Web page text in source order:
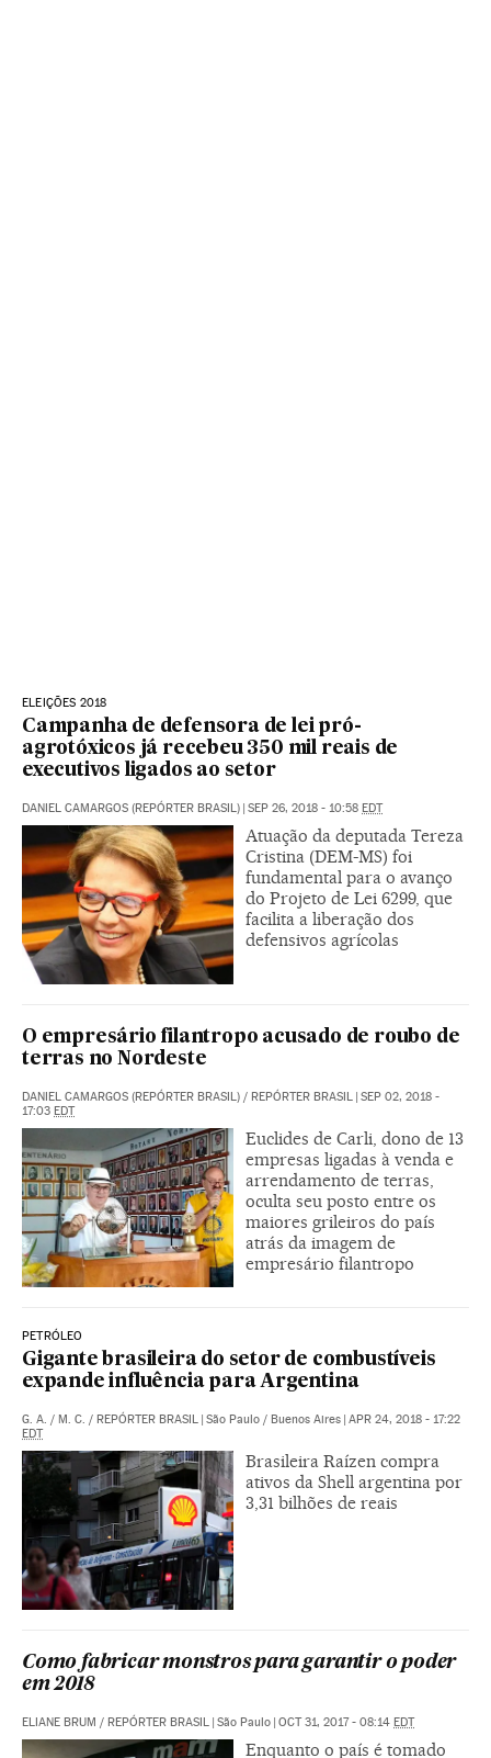
ELEIÇÕES 2018
Campanha de defensora de lei pró-
agrotóxicos já recebeu 350 mil reais de
executivos ligados ao setor
DANIEL CAMARGOS (REPÓRTER BRASIL) SEP 26, 2018 - 10:58 EDT
Atuação da deputada Tereza
Cristina (DEM-MS) foi
fundamental para o avanço
do Projeto de Lei 6299, que
facilita a liberação dos
defensivos agrícolas
O empresário filantropo acusado de roubo de
terras no Nordeste
DANIEL CAMARGOS (REPÓRTER BRASIL) / REPÓRTER BRASIL SEP 02, 2018 -
17:03 EDT
Euclides de Carli, dono de 13
empresas ligadas à venda e
arrendamento de terras,
oculta seu posto entre os
maiores grileiros do país
atrás da imagem de
empresário filantropo
PETRÓLEO
Gigante brasileira do setor de combustíveis
expande influência para Argentina
G. A. / M. C. / REPÓRTER BRASIL | São Paulo / Buenos Aires | APR 24, 2018 - 17:22
EDT
Brasileira Raízen compra
ativos da Shell argentina por
3,31 bilhões de reais
Como fabricar monstros para garantir o poder
em 2018
ELIANE BRUM / REPÓRTER BRASIL | São Paulo | OCT 31, 2017 - 08:14 EDT
Enquanto o país é tomado